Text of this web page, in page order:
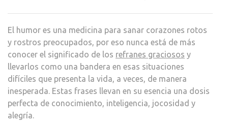
El humor es una medicina para sanar corazones rotos
y rostros preocupados, por eso nunca está de más
conocer el significado de los refranes graciosos y
llevarlos como una bandera en esas situaciones
difíciles que presenta la vida, a veces, de manera
inesperada. Estas frases llevan en su esencia una dosis
perfecta de conocimiento, inteligencia, jocosidad y
alegría.